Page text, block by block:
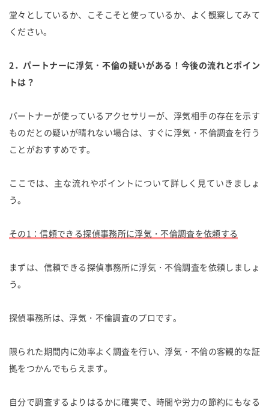
堂々としているか、こそこそと使っているか、よく観察してみて
ください。
2．パートナーに浮気・不倫の疑いがある！今後の流れとポイン
トは？
パートナーが使っているアクセサリーが、浮気相手の存在を示す
ものだとの疑いが晴れない場合は、すぐに浮気・不倫調査を行う
ことがおすすめです。
ここでは、主な流れやポイントについて詳しく見ていきましょ
う。
その1：信頼できる探偵事務所に浮気・不倫調査を依頼する
まずは、信頼できる探偵事務所に浮気・不倫調査を依頼しましょ
う。
探偵事務所は、浮気・不倫調査のプロです。
限られた期間内に効率よく調査を行い、浮気・不倫の客観的な証
拠をつかんでもらえます。
自分で調査するよりはるかに確実で、時間や労力の節約にもなる